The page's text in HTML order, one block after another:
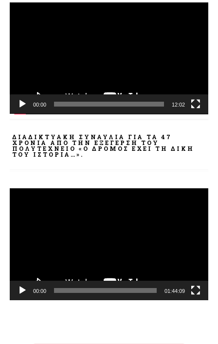
00:00 12:02
ΔΙΑΔΙΚΤΥΑΚΉ ΣΥΝΑΥΛΊΑ ΓΙΑ ΤΑ 47
ΧΡΌΝΙΑ ΑΠΌ ΤΗΝ ΕΞΈΓΕΡΣΗ ΤΟΥ
ΠΟΛΥΤΕΧΝΕΊΟ «Ο ΔΡΌΜΟΣ ΈΧΕΙ ΤΗ ΔΙΚΉ
ΤΟΥ ΙΣΤΟΡΊΑ…».
00:00 01:44:09